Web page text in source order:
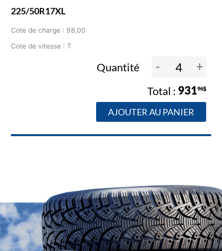
225/50R17XL
Cote de charge : 98,00
Cote de vitesse : T
Quantité - +
93196$
AJOUTER AU PANIER